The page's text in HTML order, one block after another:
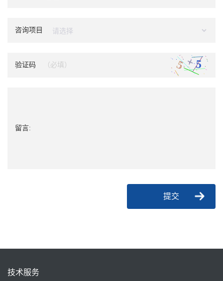
咨询项目
验证码
留言:
提交
技术服务